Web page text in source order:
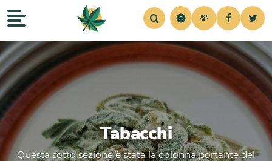
HomeRecensioni NotizieConsigli
💸
Tabacchi
Questa sotto sezione è stata la colonna portante del